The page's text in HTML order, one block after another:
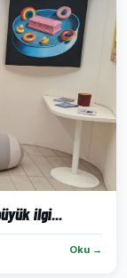
ilgi...
Oku →